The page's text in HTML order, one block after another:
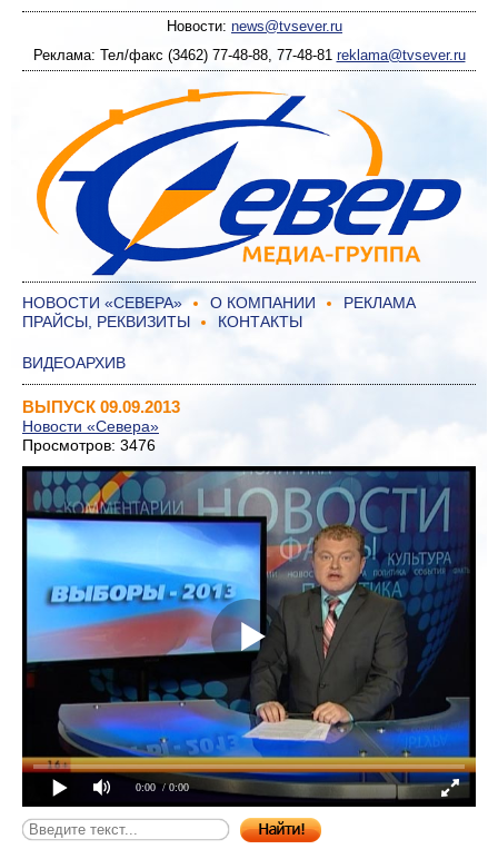
Новости: news@tvsever.ru
Реклама: Тел/факс (3462) 77-48-88, 77-48-81 reklama@tvsever.ru
НОВОСТИ «СЕВЕРА» О КОМПАНИИ
РЕКЛАМА
ПРАЙСЫ, РЕКВИЗИТЫ
КОНТАКТЫ
ВИДЕОАРХИВ
ВЫПУСК 09.09.2013
Новости «Севера»
Просмотров: 3476
0:00 / 0:00